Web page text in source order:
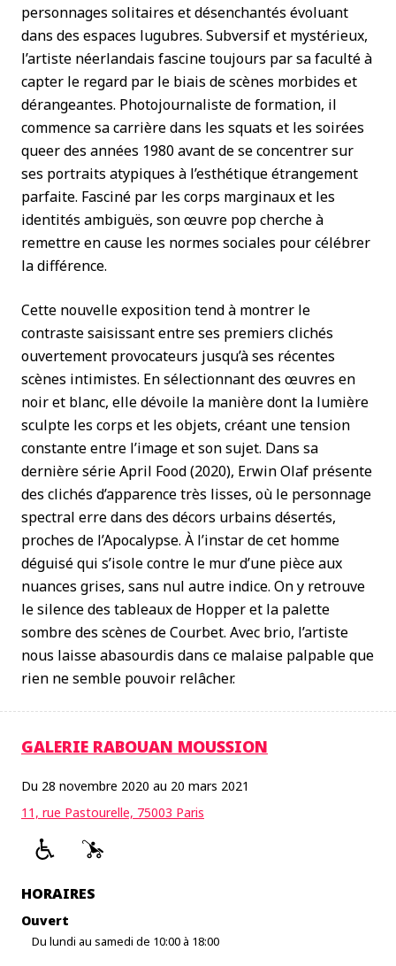
personnages solitaires et désenchantés évoluant
dans des espaces lugubres. Subversif et mystérieux,
l’artiste néerlandais fascine toujours par sa faculté à
capter le regard par le biais de scènes morbides et
dérangeantes. Photojournaliste de formation, il
commence sa carrière dans les squats et les soirées
queer des années 1980 avant de se concentrer sur
ses portraits atypiques à l’esthétique étrangement
parfaite. Fasciné par les corps marginaux et les
identités ambiguës, son œuvre pop cherche à
remettre en cause les normes sociales pour célébrer
la différence.
Cette nouvelle exposition tend à montrer le
contraste saisissant entre ses premiers clichés
ouvertement provocateurs jusqu’à ses récentes
scènes intimistes. En sélectionnant des œuvres en
noir et blanc, elle dévoile la manière dont la lumière
sculpte les corps et les objets, créant une tension
constante entre l’image et son sujet. Dans sa
dernière série April Food (2020), Erwin Olaf présente
des clichés d’apparence très lisses, où le personnage
spectral erre dans des décors urbains désertés,
proches de l’Apocalypse. À l’instar de cet homme
déguisé qui s’isole contre le mur d’une pièce aux
nuances grises, sans nul autre indice. On y retrouve
le silence des tableaux de Hopper et la palette
sombre des scènes de Courbet. Avec brio, l’artiste
nous laisse abasourdis dans ce malaise palpable que
rien ne semble pouvoir relâcher.
GALERIE RABOUAN MOUSSION
Du 28 novembre 2020 au 20 mars 2021
11, rue Pastourelle, 75003 Paris
HORAIRES
Ouvert
Du lundi au samedi de 10:00 à 18:00